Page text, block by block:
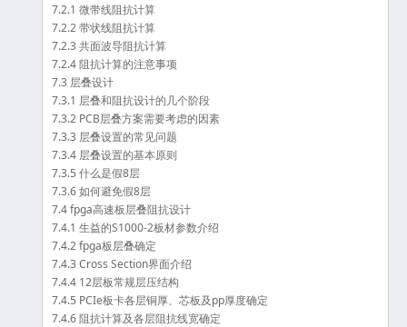
7.2.1 微带线阻抗计算
7.2.2 带状线阻抗计算
7.2.3 共面波导阻抗计算
7.2.4 阻抗计算的注意事项
7.3 层叠设计
7.3.1 层叠和阻抗设计的几个阶段
7.3.2 PCB层叠方案需要考虑的因素
7.3.3 层叠设置的常见问题
7.3.4 层叠设置的基本原则
7.3.5 什么是假8层
7.3.6 如何避免假8层
7.4 fpga高速板层叠阻抗设计
7.4.1 生益的S1000-2板材参数介绍
7.4.2 fpga板层叠确定
7.4.3 Cross Section界面介绍
7.4.4 12层板常规层压结构
7.4.5 PCIe板卡各层铜厚、芯板及pp厚度确定
7.4.6 阻抗计算及各层阻抗线宽确定